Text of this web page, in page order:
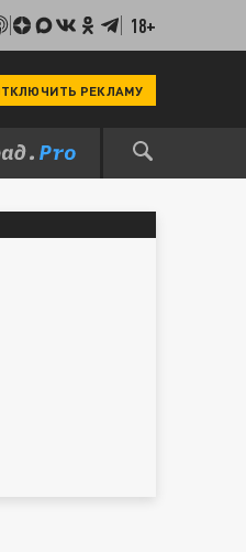
18+
РЕКЛАМУ